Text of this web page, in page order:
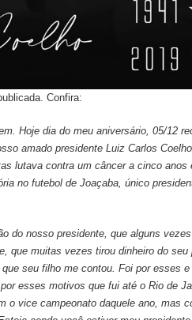
Confira:
Hoje dia do meu aniversário, 05/12
amado presidente Luiz Carlos
lutava contra um câncer a cinco anos
no futebol de Joaçaba, único
do nosso presidente, que alguns
que muitas vezes tirou dinheiro do seu
seu filho me contou. Foi por esses e
esses motivos que fui até o Rio de
o vice campeonato daquele ano, mas